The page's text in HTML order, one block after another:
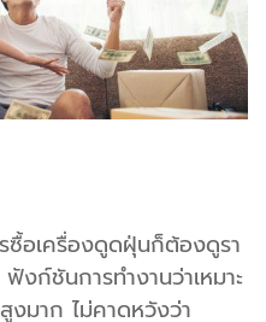
ซื้อเครื่องดูดฝุ่นก็ต้องดูรา
ก์ชันการทำงานว่าเหมาะ
งมาก ไม่คาดหวังว่า